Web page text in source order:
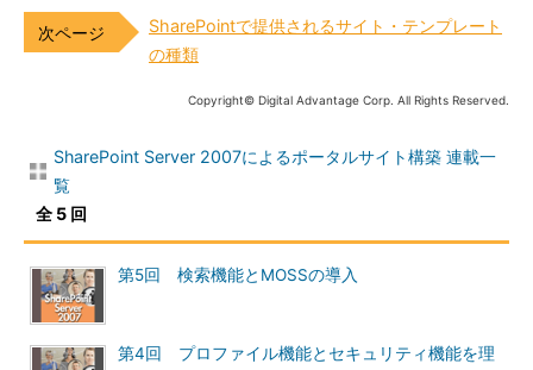
SharePointで提供されるサイト・テンプレート
の種類
Copyright© Digital Advantage Corp. All Rights Reserved.
SharePoint Server 2007によるポータルサイト構築 連載一
覧
全 5 回
第5回 検索機能とMOSSの導入
第4回 プロファイル機能とセキュリティ機能を理